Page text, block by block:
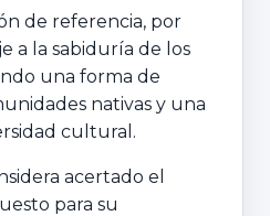
de referencia, por
a la sabiduría de los
una forma de
nativas y una
cultural.
acertado el
para su